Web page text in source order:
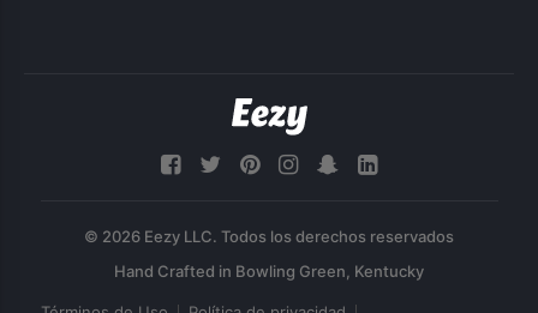
© 2026 Eezy LLC. Todos los derechos reservados